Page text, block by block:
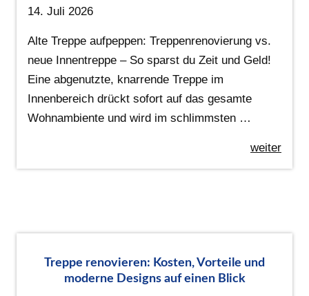
14. Juli 2026
Alte Treppe aufpeppen: Treppenrenovierung vs.
neue Innentreppe – So sparst du Zeit und Geld!
Eine abgenutzte, knarrende Treppe im
Innenbereich drückt sofort auf das gesamte
Wohnambiente und wird im schlimmsten …
weiter
Treppe renovieren: Kosten, Vorteile und
moderne Designs auf einen Blick